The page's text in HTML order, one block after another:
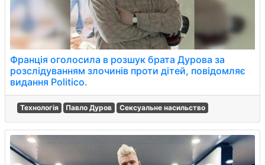
Франція оголосила в розшук брата Дурова за
розслідуванням злочинів проти дітей, повідомляє
видання Politico.
Технологія Павло Дуров Сексуальне насильство